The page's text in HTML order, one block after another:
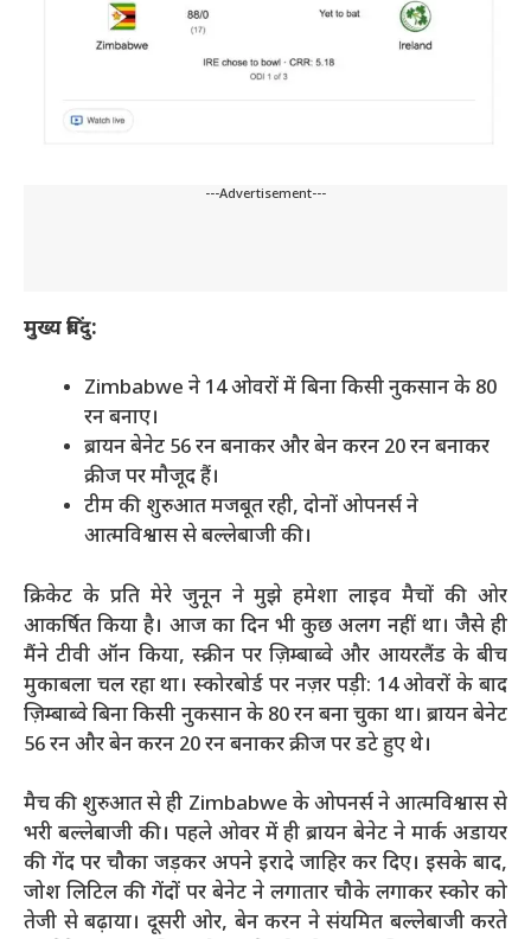
---Advertisement---
मुख्य बिंदु:
Zimbabwe ने 14 ओवरों में बिना किसी नुकसान के 80
रन बनाए।
ब्रायन बेनेट 56 रन बनाकर और बेन करन 20 रन बनाकर
क्रीज पर मौजूद हैं।
टीम की शुरुआत मजबूत रही, दोनों ओपनर्स ने
आत्मविश्वास से बल्लेबाजी की।
क्रिकेट के प्रति मेरे जुनून ने मुझे हमेशा लाइव मैचों की ओर
आकर्षित किया है। आज का दिन भी कुछ अलग नहीं था। जैसे ही
मैंने टीवी ऑन किया, स्क्रीन पर ज़िम्बाब्वे और आयरलैंड के बीच
मुकाबला चल रहा था। स्कोरबोर्ड पर नज़र पड़ी: 14 ओवरों के बाद
ज़िम्बाब्वे बिना किसी नुकसान के 80 रन बना चुका था। ब्रायन बेनेट
56 रन और बेन करन 20 रन बनाकर क्रीज पर डटे हुए थे।
मैच की शुरुआत से ही Zimbabwe के ओपनर्स ने आत्मविश्वास से
भरी बल्लेबाजी की। पहले ओवर में ही ब्रायन बेनेट ने मार्क अडायर
की गेंद पर चौका जड़कर अपने इरादे जाहिर कर दिए। इसके बाद,
जोश लिटिल की गेंदों पर बेनेट ने लगातार चौके लगाकर स्कोर को
तेजी से बढ़ाया। दूसरी ओर, बेन करन ने संयमित बल्लेबाजी करते